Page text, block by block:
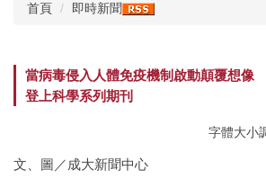
首頁 即時新聞
當病毒侵入人體免疫機制啟動顛覆想像
登上科學系列期刊
字體大小
文、圖／成大新聞中心